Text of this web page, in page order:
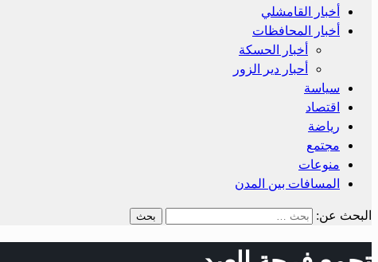
أخبار القامشلي
أخبار المحافظات
أخبار الحسكة
أحبار دير الزور
سياسة
اقتصاد
رياضة
مجتمع
منوعات
المسافات بين المدن
البحث عن: